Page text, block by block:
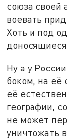
союза своей
воевать
Хоть и под
доносящиеся
Ну а у
боком, на её
её
географии,
не может
уничтожать